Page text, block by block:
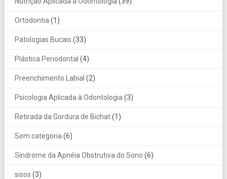
Ortodontia (1)
Patologias Bucais (33)
Plástica Periodontal (4)
Preenchimento Labial (2)
Psicologia Aplicada à Odontologia (3)
Retirada da Gordura de Bichat(1)
Sem categoria (6)
Síndrome da Apnéia Obstrutiva do Sono (6)
sisos (3)